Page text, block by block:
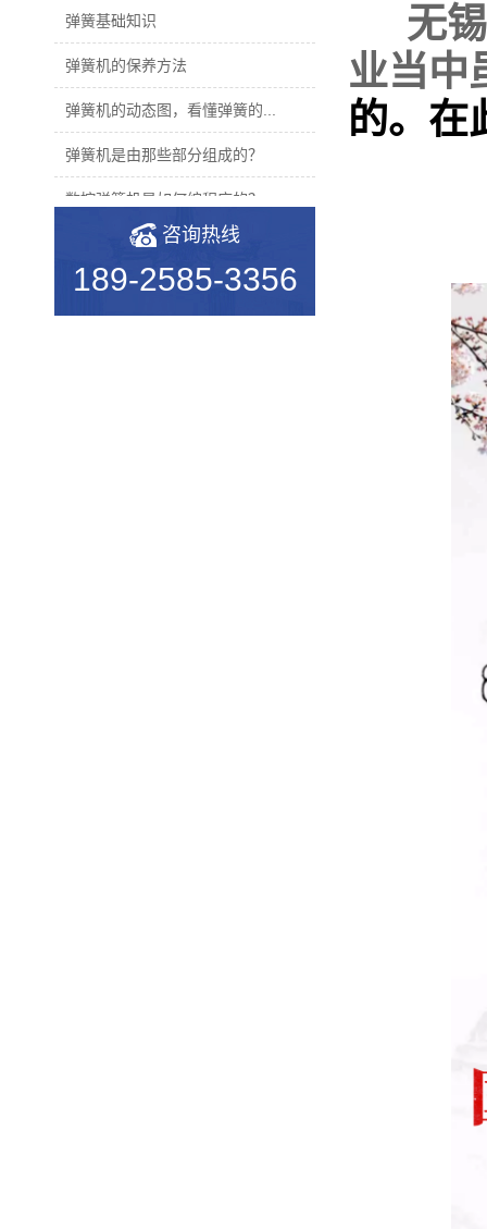
弹簧基础知识
弹簧机的保养方法
弹簧机的动态图，看懂弹簧的...
弹簧机是由那些部分组成的？
数控弹簧机是如何编程序的？
2019年度无凸轮弹簧机十大品...
机械行业的宠儿——弹簧机
咨询热线
189-2585-3356
无锡
业当中
的。在